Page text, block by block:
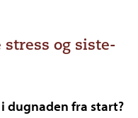
stress og siste-
dugnaden fra start?